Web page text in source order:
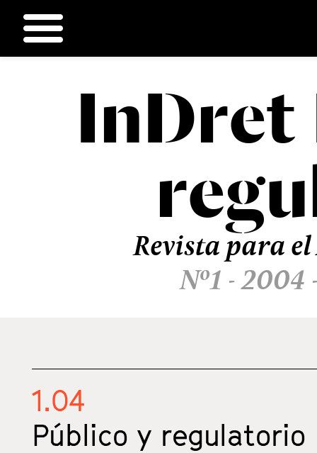
InDret
Revista para
Nº1 - 2004
1.04
Público y regulatorio